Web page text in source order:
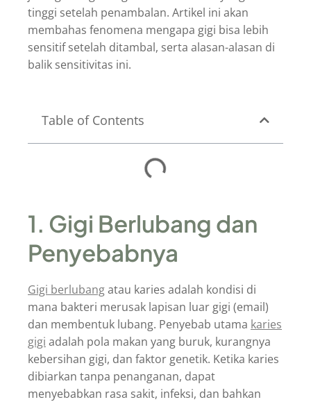
tinggi setelah penambalan. Artikel ini akan
membahas fenomena mengapa gigi bisa lebih
sensitif setelah ditambal, serta alasan-alasan di
balik sensitivitas ini.
Table of Contents
1. Gigi Berlubang dan
Penyebabnya
Gigi berlubangatau karies adalah kondisi di
mana bakteri merusak lapisan luar gigi (email)
dan membentuk lubang. Penyebab utama karies
gigi adalah pola makan yang buruk, kurangnya
kebersihan gigi, dan faktor genetik. Ketika karies
dibiarkan tanpa penanganan, dapat
menyebabkan rasa sakit, infeksi, dan bahkan